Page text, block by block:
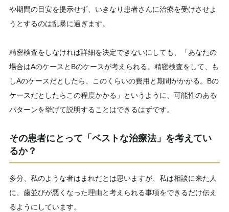
や期間の目安を提示せず、いきなり患者さんに治療を受けさせよ
うとするのは乱暴に過ぎます。
精密検査をしなければ詳細を決定できないにしても、「あなたの
場合はAのケースとBのケースが考えられる。精密検査をして、も
しAのケースだとしたら、このくらいの費用と期間がかかる。Bの
ケースだとしたらこの程度かかる」というように、可能性のある
パターンを挙げて説明することはできるはずです。
その患者にとって「ベストな治療法」を考えてい
るか？
多分、私のような者はまれだとは思いますが、私は相談に来た人
に、歯並びが悪くなった理由と考えられる事項をできるだけ伝え
るようにしています。